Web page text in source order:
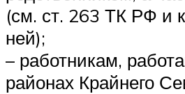
(см. ст. 263 ТК РФ и
ней);
– работникам,
районах Крайнего